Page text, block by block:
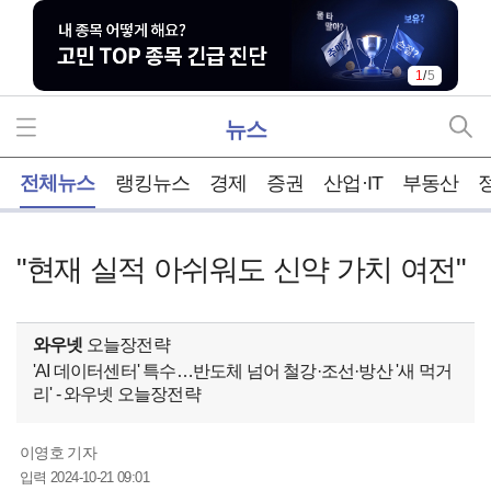
1/5
뉴스
전체뉴스 랭킹뉴스 경제 증권 산업·IT 부동산
"현재 실적 아쉬워도 신약 가치 여전"
와우넷 오늘장전략
'AI 데이터센터' 특수…반도체 넘어 철강·조선·방산 '새 먹거
리' - 와우넷 오늘장전략
이영호 기자
입력2024-10-21 09:01